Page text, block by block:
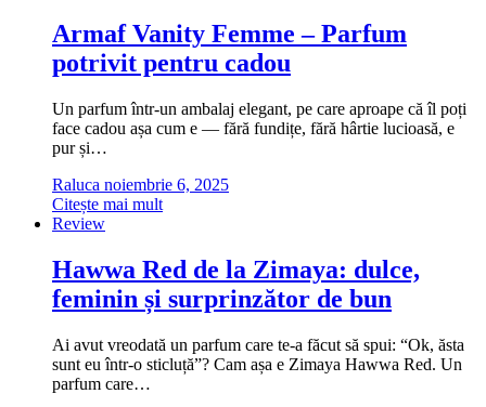
Armaf Vanity Femme – Parfum
potrivit pentru cadou
Un parfum într-un ambalaj elegant, pe care aproape că îl poți
face cadou așa cum e — fără fundițe, fără hârtie lucioasă, e
pur și…
Raluca noiembrie 6, 2025
Citește mai mult
Review
Hawwa Red de la Zimaya: dulce,
feminin și surprinzător de bun
Ai avut vreodată un parfum care te-a făcut să spui: “Ok, ăsta
sunt eu într-o sticluță”? Cam așa e Zimaya Hawwa Red. Un
parfum care…